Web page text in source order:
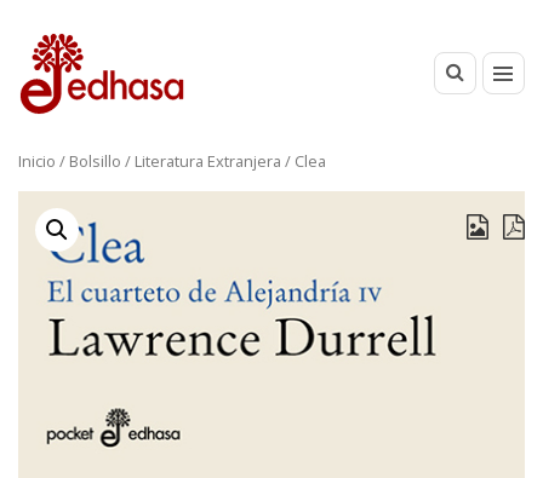
Inicio / Bolsillo / Literatura Extranjera / Clea